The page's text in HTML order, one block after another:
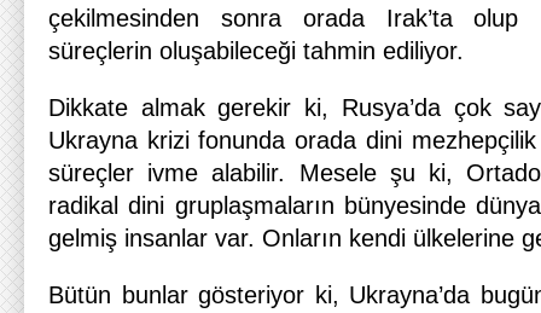
çekilmesinden sonra orada Irak’ta olup
süreçlerin oluşabileceği tahmin ediliyor.
Dikkate almak gerekir ki, Rusya’da çok
Ukrayna krizi fonunda orada dini mezhepçilik
süreçler ivme alabilir. Mesele şu ki,
radikal dini gruplaşmaların bünyesinde
gelmiş insanlar var. Onların kendi ülkelerine
Bütün bunlar gösteriyor ki, Ukrayna’da